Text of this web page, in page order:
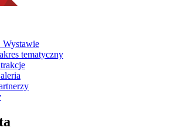
Wystawie
tematyczny